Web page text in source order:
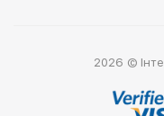
2026 ©